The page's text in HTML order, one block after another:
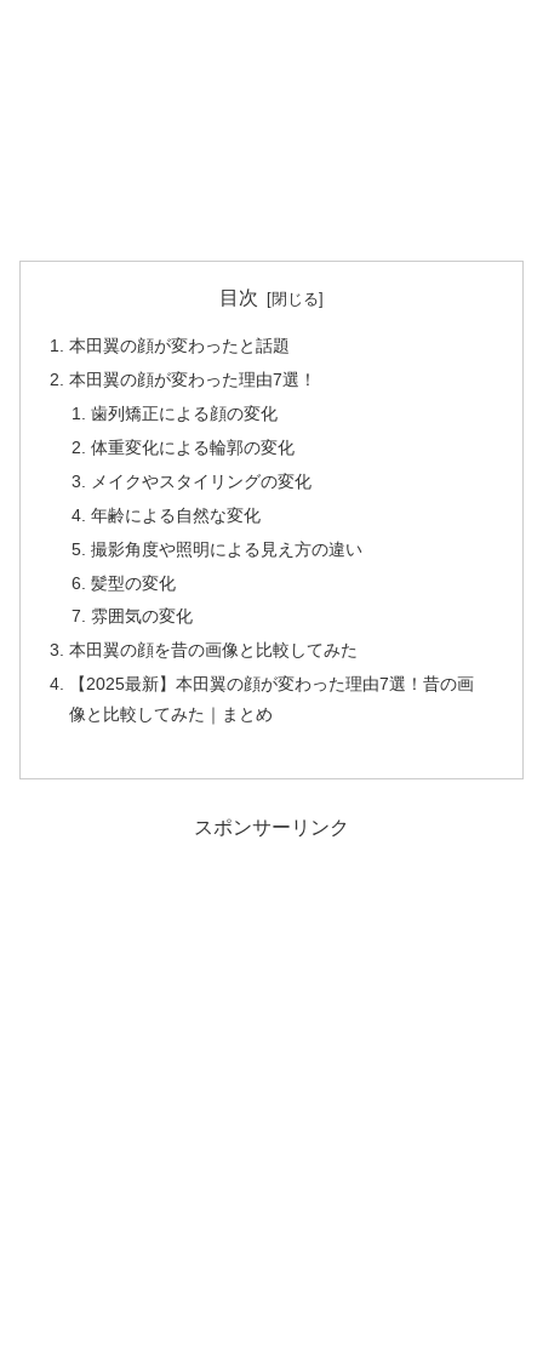
目次
本田翼の顔が変わったと話題
本田翼の顔が変わった理由7選！
歯列矯正による顔の変化
体重変化による輪郭の変化
メイクやスタイリングの変化
年齢による自然な変化
撮影角度や照明による見え方の違い
髪型の変化
雰囲気の変化
本田翼の顔を昔の画像と比較してみた
【2025最新】本田翼の顔が変わった理由7選！昔の画
像と比較してみた｜まとめ
スポンサーリンク